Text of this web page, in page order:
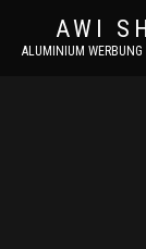
AWI
ALUMINIUM